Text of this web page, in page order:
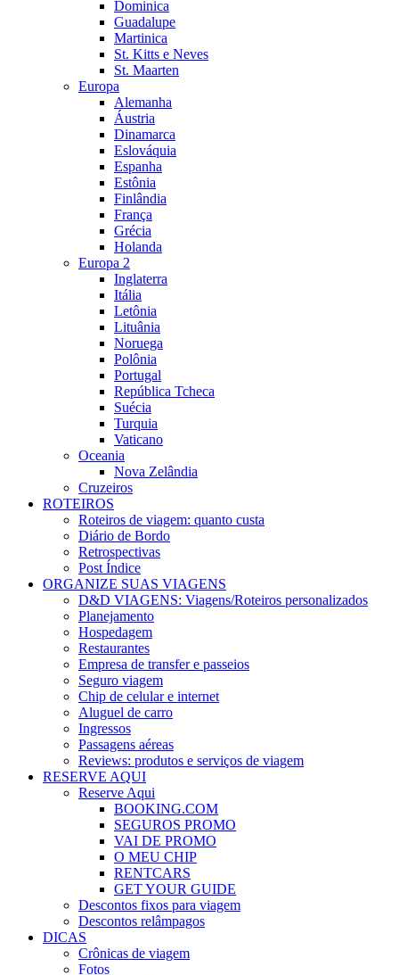
Dominica
Guadalupe
Martinica
St. Kitts e Neves
St. Maarten
Europa
Alemanha
Áustria
Dinamarca
Eslováquia
Espanha
Estônia
Finlândia
França
Grécia
Holanda
Europa 2
Inglaterra
Itália
Letônia
Lituânia
Noruega
Polônia
Portugal
República Tcheca
Suécia
Turquia
Vaticano
Oceania
Nova Zelândia
Cruzeiros
ROTEIROS
Roteiros de viagem: quanto custa
Diário de Bordo
Retrospectivas
Post Índice
ORGANIZE SUAS VIAGENS
D&D VIAGENS: Viagens/Roteiros personalizados
Planejamento
Hospedagem
Restaurantes
Empresa de transfer e passeios
Seguro viagem
Chip de celular e internet
Aluguel de carro
Ingressos
Passagens aéreas
Reviews: produtos e serviços de viagem
RESERVE AQUI
Reserve Aqui
BOOKING.COM
SEGUROS PROMO
VAI DE PROMO
O MEU CHIP
RENTCARS
GET YOUR GUIDE
Descontos fixos para viagem
Descontos relâmpagos
DICAS
Crônicas de viagem
Fotos